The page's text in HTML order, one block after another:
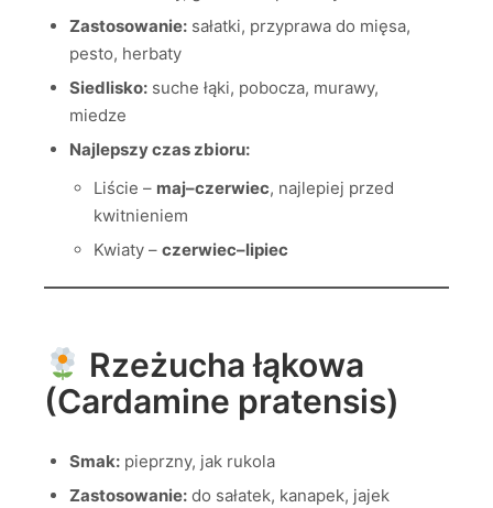
Zastosowanie:sałatki, przyprawa do mięsa,
pesto, herbaty
Siedlisko:suche łąki, pobocza, murawy,
miedze
Najlepszy czas zbioru:
Liście – maj–czerwiec, najlepiej przed
kwitnieniem
Kwiaty – czerwiec–lipiec
Rzeżucha łąkowa
(Cardamine pratensis)
Smak:pieprzny, jak rukola
Zastosowanie:do sałatek, kanapek, jajek